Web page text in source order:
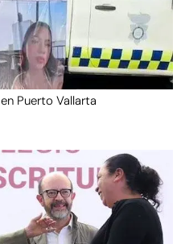
Puerto Vallarta